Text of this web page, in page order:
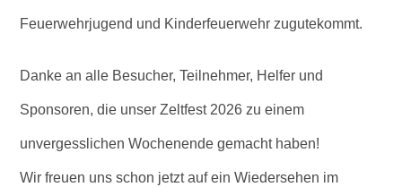
Feuerwehrjugend und Kinderfeuerwehr zugutekommt.
Danke an alle Besucher, Teilnehmer, Helfer und
Sponsoren, die unser Zeltfest 2026 zu einem
unvergesslichen Wochenende gemacht haben!
Wir freuen uns schon jetzt auf ein Wiedersehen im